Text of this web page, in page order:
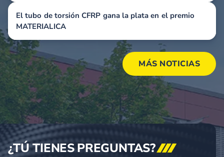
El tubo de torsión CFRP gana la plata en el premio
MATERIALICA
MÁS NOTICIAS
¿TÚ TIENESPREGUNTAS?